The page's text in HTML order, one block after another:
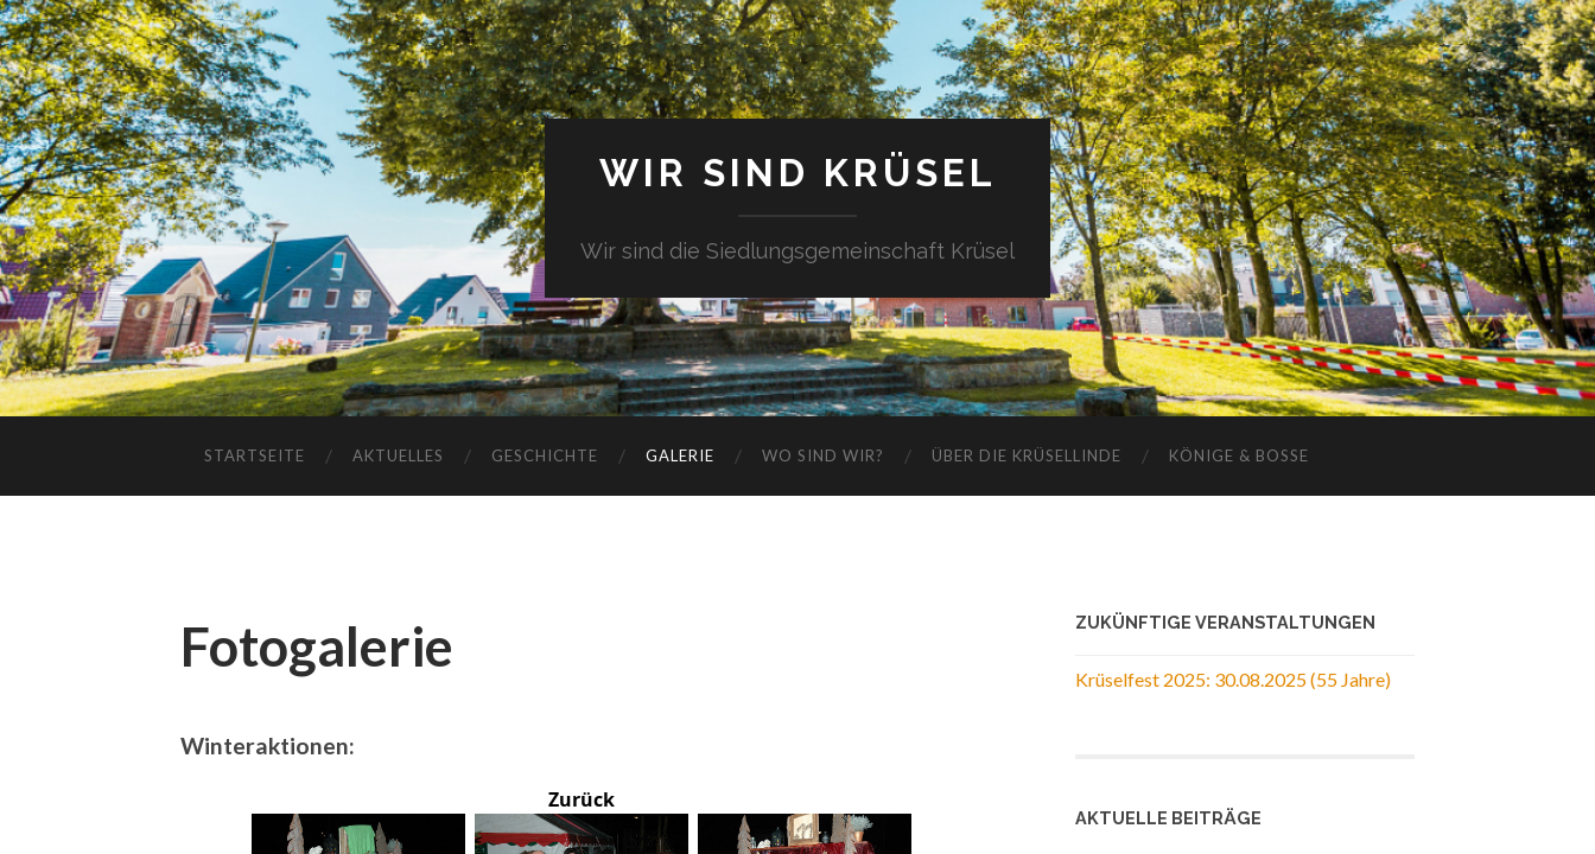
WIR SIND KRÜSEL
Wir sind die Siedlungsgemeinschaft Krüsel
STARTSEITE AKTUELLES GESCHICHTE GALERIE WO SIND WIR? ÜBER DIE KRÜSELLINDE KÖNIGE & BOSSE
Fotogalerie
Winteraktionen:
Zurück
ZUKÜNFTIGE VERANSTALTUNGEN
Krüselfest 2025: 30.08.2025 (55 Jahre)
AKTUELLE BEITRÄGE